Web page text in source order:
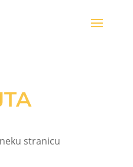
stranicu